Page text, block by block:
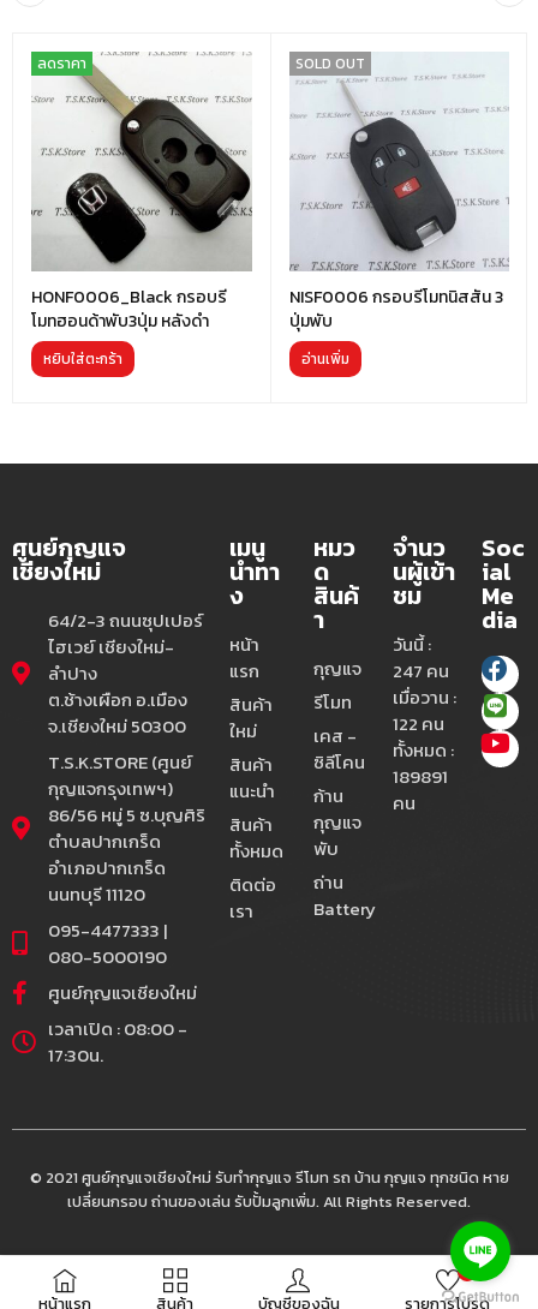
หน้าแรก สินค้า บัญชีของฉัน รายการโปรด
0
ลดราคา
HONF0006_Black กรอบรี
โมทฮอนด้าพับ3ปุ่ม หลังดำ
หยิบใส่ตะกร้า
SOLD OUT
NISF0006 กรอบรีโมทนิสสัน 3
ปุ่มพับ
อ่านเพิ่ม
ศูนย์กุญแจ
เชียงใหม่
64/2-3 ถนนซุปเปอร์
ไฮเวย์ เชียงใหม่-
ลำปาง
ต.ช้างเผือก อ.เมือง
จ.เชียงใหม่ 50300
T.S.K.STORE (ศูนย์
กุญแจกรุงเทพฯ)
86/56 หมู่ 5 ซ.บุญศิริ
ตำบลปากเกร็ด
อำเภอปากเกร็ด
นนทบุรี 11120
095-4477333 |
080-5000190
ศูนย์กุญแจเชียงใหม่
เวลาเปิด : 08:00 -
17:30น.
เมนู
นำทา
ง
หน้า
แรก
สินค้า
ใหม่
สินค้า
แนะนำ
สินค้า
ทั้งหมด
ติดต่อ
เรา
หมว
ด
สินค้
า
กุญแจ
รีโมท
เคส -
ซิลีโคน
ก้าน
กุญแจ
พับ
ถ่าน
Battery
จำนว
นผู้เข้า
ชม
วันนี้ :
247 คน
เมื่อวาน :
122 คน
ทั้งหมด :
189891
คน
Soc
ial
Me
dia
© 2021 ศูนย์กุญแจเชียงใหม่ รับทำกุญแจ รีโมท รถ บ้าน กุญแจ ทุกชนิด หาย
เปลี่ยนกรอบ ถ่านของเล่น รับปั้มลูกเพิ่ม. All Rights Reserved.